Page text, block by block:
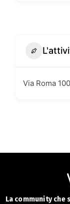
Via Roma 100
La community